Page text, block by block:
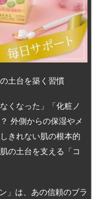
土台を築く習慣
くなった」「化粧ノ
外側からの保湿やメ
きれない肌の根本的
の土台を支える「コ
」は、あの信頼のブラ